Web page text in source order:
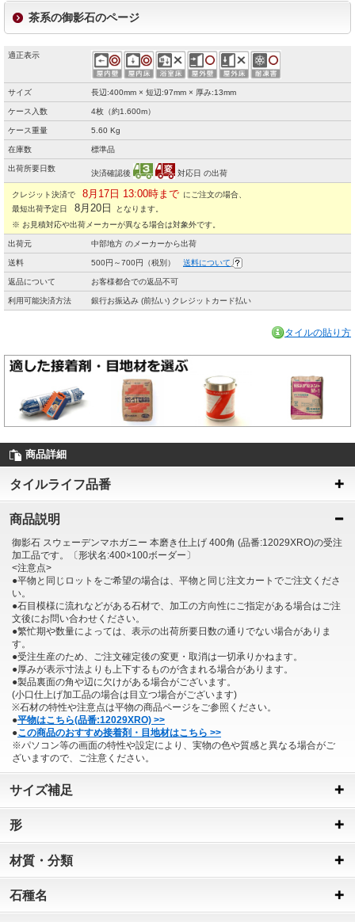
茶系の御影石のページ
適正表示
サイズ 長辺:400mm × 短辺:97mm × 厚み:13mm
ケース入数 4枚（約1.600m）
ケース重量 5.60 Kg
在庫数 標準品
出荷所要日数
決済確認後 対応日 の出荷
クレジット決済で 8月17日 13:00時まで にご注文の場合、
最短出荷予定日
8月20日
となります。
※ お見積対応や出荷メーカーが異なる場合は対象外です。
出荷元 中部地方 のメーカーから出荷
送料 500円～700円（税別） 送料について
返品について お客様都合での返品不可
利用可能決済方法 銀行お振込み (前払い) クレジットカード払い
タイルの貼り方
商品詳細
タイルライフ品番
商品説明
御影石 スウェーデンマホガニー 本磨き仕上げ 400角 (品番:12029XRO)の受注
加工品です。〔形状名:400×100ボーダー〕
<注意点>
●平物と同じロットをご希望の場合は、平物と同じ注文カートでご注文くださ
い。
●石目模様に流れなどがある石材で、加工の方向性にご指定がある場合はご注
文後にお問い合わせください。
●繁忙期や数量によっては、表示の出荷所要日数の通りでない場合がありま
す。
●受注生産のため、ご注文確定後の変更・取消は一切承りかねます。
●厚みが表示寸法よりも上下するものが含まれる場合があります。
●製品裏面の角や辺に欠けがある場合がございます。
(小口仕上げ加工品の場合は目立つ場合がございます)
※石材の特性や注意点は平物の商品ページをご参照ください。
●平物はこちら(品番:12029XRO) >>
●この商品のおすすめ接着剤・目地材はこちら >>
※パソコン等の画面の特性や設定により、実物の色や質感と異なる場合がご
ざいますので、ご注意ください。
サイズ補足
形
材質・分類
石種名